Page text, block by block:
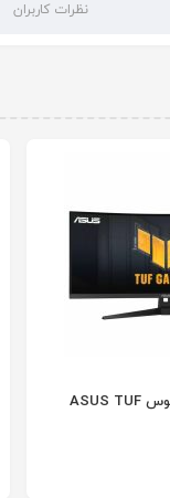
نظرات کاربران
مانیتور 34 اینچ ایسوس ASUS TUF